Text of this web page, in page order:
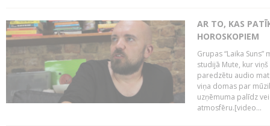
AR TO, KAS
HOROSKOPIEM
Grupas “Laika
studijā Mute, kur
paredzētu audio
viņa domas par
uzņēmuma palīdz
atmosfēru.[video...